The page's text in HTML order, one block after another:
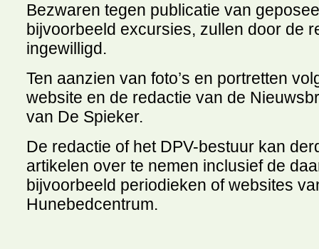
Bezwaren tegen publicatie van
bijvoorbeeld excursies, zullen door de
ingewilligd.
Ten aanzien van foto’s en portretten
website en de redactie van de
van De Spieker.
De redactie of het DPV-bestuur kan
artikelen over te nemen inclusief de
bijvoorbeeld periodieken of websites
Hunebedcentrum.